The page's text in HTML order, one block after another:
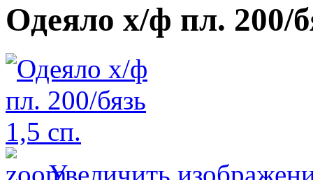
Одеяло х/ф пл. 200/